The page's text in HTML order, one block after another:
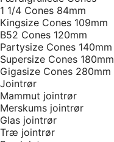
1 1/4 Cones 84mm
Kingsize Cones 109mm
B52 Cones 120mm
Partysize Cones 140mm
Supersize Cones 180mm
Gigasize Cones 280mm
Jointrør
Mammut jointrør
Merskums jointrør
Glas jointrør
Træ jointrør